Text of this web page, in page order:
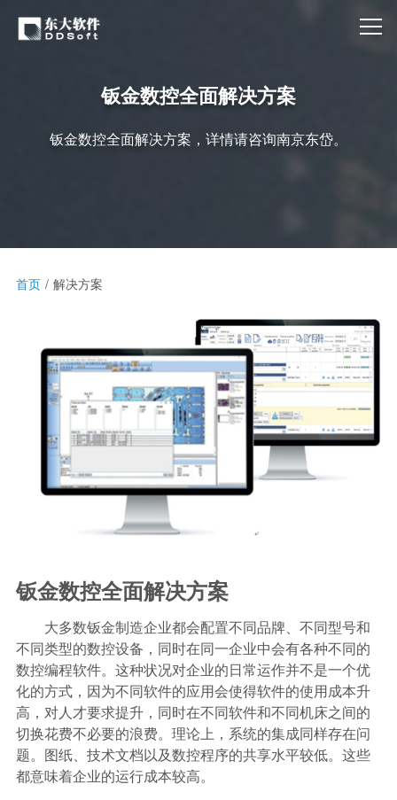
钣金数控全面解决方案
钣金数控全面解决方案，详情请咨询南京东岱。
首页 解决方案
钣金数控全面解决方案
大多数钣金制造企业都会配置不同品牌、不同型号和
不同类型的数控设备，同时在同一企业中会有各种不同的
数控编程软件。这种状况对企业的日常运作并不是一个优
化的方式，因为不同软件的应用会使得软件的使用成本升
高，对人才要求提升，同时在不同软件和不同机床之间的
切换花费不必要的浪费。理论上，系统的集成同样存在问
题。图纸、技术文档以及数控程序的共享水平较低。这些
都意味着企业的运行成本较高。